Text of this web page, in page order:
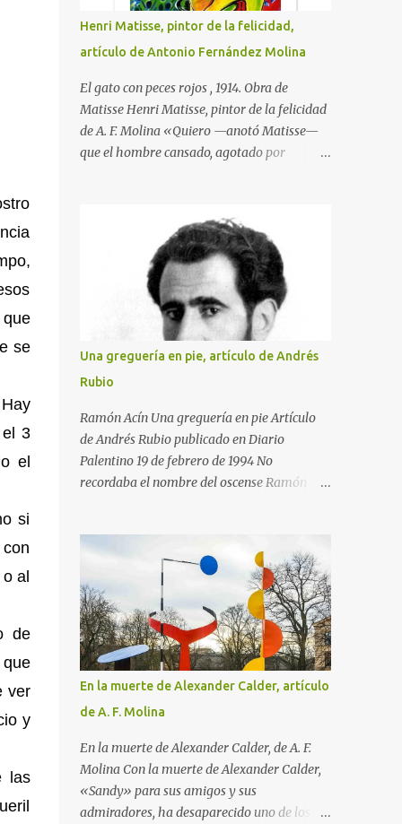
se
3
el
si
al
de
ver
y
las
Henri Matisse, pintor de la felicidad,
artículo de Antonio Fernández Molina
El gato con peces rojos , 1914. Obra de
Matisse Henri Matisse, pintor de la felicidad
de A. F. Molina «Quiero —anotó Matisse—
que el hombre cansado, agotado por
afirmación, que traduce la clara idea que
tenía de su misión como artista, llegó a
hacerse realidad en su obra. Nacido en
Gateau-Cambresis el día último del año
1869, hijo de un tratante en granos, nada en
su infancia y en su adolescencia parecía
indicar que estaba destinado a ser uno de los
creadores plásticos más importantes de su
tiempo. Durante un año asistió en París a las
clases de la Facultad de Derecho, sin que
durante él se le ocurriera visitar ningún
museo ni asistir a salas de exposiciones, y
después volvió a su provincia para empezar
los 21 años, aconteció lo maravilloso. Cayó
enfermo y, para que se entretuviera durante
la convalecencia, su madre le regaló...
Una greguería en pie, artículo de Andrés
Rubio
Ramón Acín Una greguería en pie Artículo
de Andrés Rubio publicado en Diario
Palentino 19 de febrero de 1994 No
recordaba el nombre del oscense Ramón
Buenos Aires) cuando en una de mis últimas
excursiones paseaba por el parque Miguel
Servet de Huesca, adonde acudí por las
casetas de libros que allí había con motivo
de la Feria del Libro en Huesca. El atractivo
acontecimiento parecía enmarcado en una
avenida del parque entre siluetas de árboles
espléndidos. Al verlos sentí esa sensación de
lo ya conocido, aunque no había estado
antes en ese lugar. Pero me equivocaba,
porque esas siluetas si me parecía haberlas
vivido antes era porque conocía la
reproducción de un magnífico cuadro de
En la muerte de Alexander Calder, artículo
de A. F. Molina
En la muerte de Alexander Calder, de A. F.
Molina Con la muerte de Alexander Calder,
«Sandy» para sus amigos y sus
admiradores, ha desaparecido uno de los